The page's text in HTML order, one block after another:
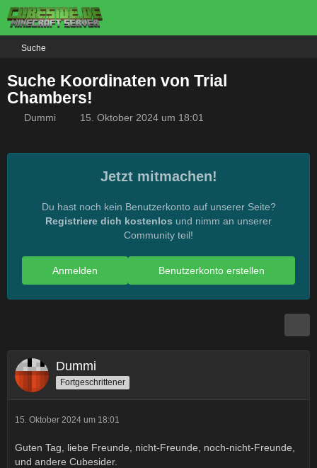
Suche
Suche Koordinaten von Trial
Chambers!
Dummi 15. Oktober 2024 um 18:01
Jetzt mitmachen!
Du hast noch kein Benutzerkonto auf unserer Seite?
Registriere dich kostenlos und nimm an unserer
Community teil!
Benutzerkonto erstellen
Anmelden
Dummi
Fortgeschrittener
15. Oktober 2024 um 18:01
Guten Tag, liebe Freunde, nicht-Freunde, noch-nicht-Freunde,
und andere Cubesider.